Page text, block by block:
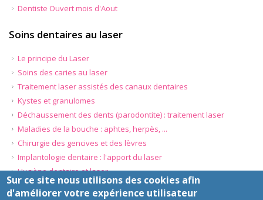
Dentiste Ouvert mois d'Aout
Soins dentaires au laser
Le principe du Laser
Soins des caries au laser
Traitement laser assistés des canaux dentaires
Kystes et granulomes
Déchaussement des dents (parodontite) : traitement laser
Maladies de la bouche : aphtes, herpès, ...
Chirurgie des gencives et des lèvres
Implantologie dentaire : l'apport du laser
Hygiène dentaire et laser
Sur ce site nous utilisons des cookies afin
d'améliorer votre expérience utilisateur